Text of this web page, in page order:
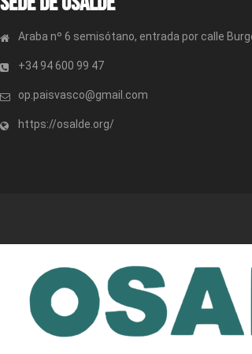
Araba nº 6 semisótano, entrada por calle
+34 94 600 99 47
op.paisvasco@gmail.com
https://osalde.org/